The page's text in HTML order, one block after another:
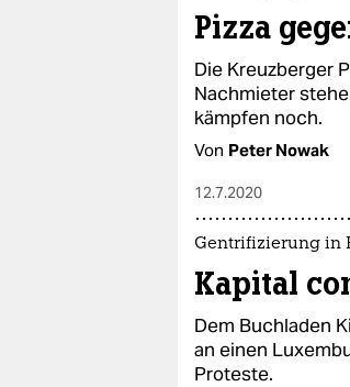
Pizza
Die Kreuzberger
Nachmieter
kämpfen noch.
Von Peter Nowak
12.7.2020
Gentrifizierung in
Kapital
Dem Buchladen
an einen
Proteste.